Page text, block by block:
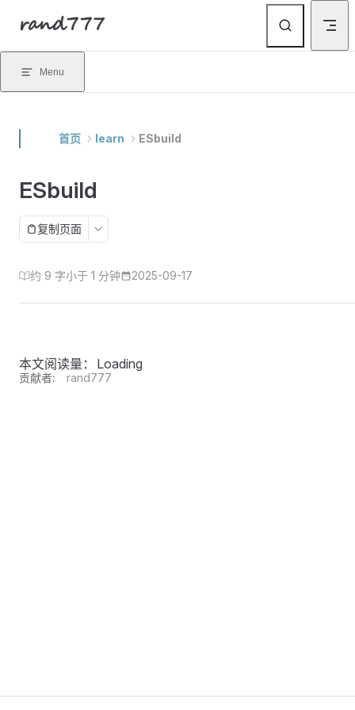
Skip to content
rand777
Menu
首页 learn ESbuild
ESbuild
复制页面
约 9 字小于 1 分钟 2025-09-17
本文阅读量： Loading
贡献者: rand777